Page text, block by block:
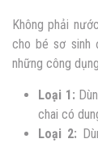
Không phải
cho bé sơ sinh
những công
Loại 1:
chai có
Loại 2: